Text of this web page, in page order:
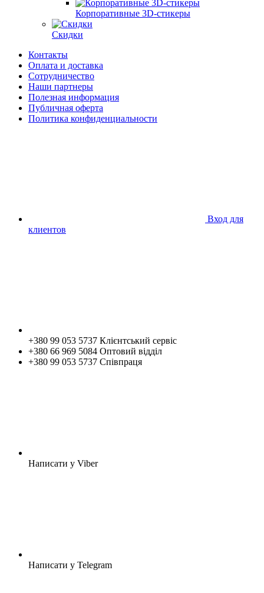
Корпоративные 3D-стикеры
Скидки
Контакты
Оплата и доставка
Сотрудничество
Наши партнеры
Полезная информация
Публичная оферта
Политика конфиденциальности
Вход для
клиентов
+380 99 053 5737 Клієнтський сервіс
+380 66 969 5084 Оптовий відділ
+380 99 053 5737 Співпраця
Написати у Viber
Написати у Telegram